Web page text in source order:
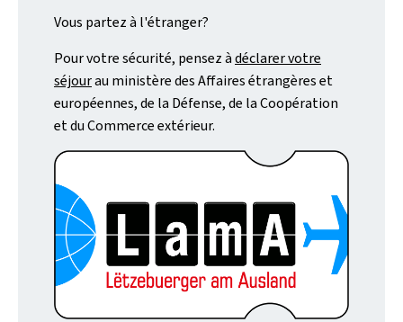
Vous partez à l'étranger?
Pour votre sécurité, pensez àdéclarer votre
séjourau ministère des Affaires étrangères et
européennes, de la Défense, de la Coopération
et du Commerce extérieur.